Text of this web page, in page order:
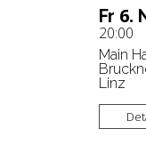
Fr 6.
20:00
Main
Linz